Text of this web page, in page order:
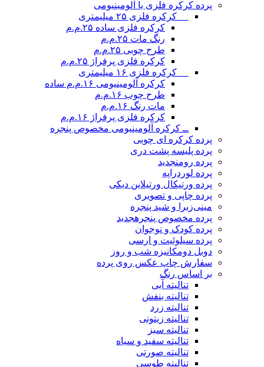
پرده کرکره فلزی یا آلومینیومی
__ کرکره فلزی ۲۵ میلیمتری
کرکره فلزی ساده ۲۵.م.م
رنگ مات ۲۵.م.م
طرح چوبی ۲۵.م.م
کرکره فلزی پرفراژ ۲۵.م.م
__ کرکره فلزی ۱۶ میلیمتری
کرکره آلومینیومی ۱۶.م.م ساده
طرح چوب ۱۶.م.م
مات رنگ ۱۶.م.م
کرکره فلزی پرفراژ ۱۶.م.م
ــ کرکره آلومینیومی مخصوص پنجره
پرده کرکره ای چوبی
پرده پلیسه پشت دری
پرده رومنجدید
پرده لوردراپه
پرده ورتیکال ورتیلاین دیکی
پرده چاپی و تصویری
مینی‌زبرا و شید پنجره
پرده مخصوص پنجرهجدید
پرده کودک و نوجوان
پرده سیلوئیت و ارسی
دوبل دومکانیزه شب و روز
سفارش چاپ عکس روی پرده
بر اساس رنگ
تنالیته آبی
تنالیته بنفش
تنالیته زرد
تنالیته زیتونی
تنالیته سبز
تنالیته سفید و سیاه
تنالیته صورتی
تنالیته طوسی